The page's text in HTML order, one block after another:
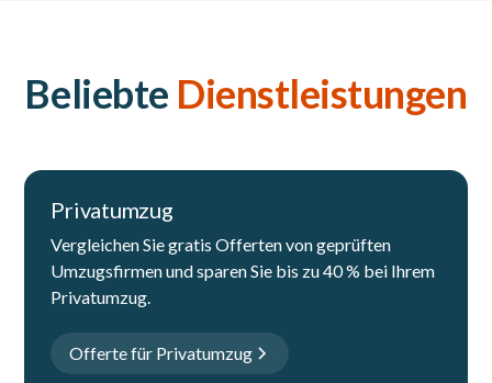
Beliebte Dienstleistungen
Privatumzug
Vergleichen Sie gratis Offerten von geprüften
Umzugsfirmen und sparen Sie bis zu 40 % bei Ihrem
Privatumzug.
Offerte für Privatumzug